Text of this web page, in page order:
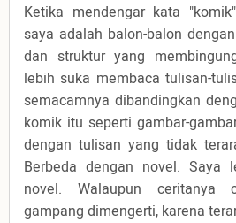
Ketika mendengar kata
saya adalah balon-balon
dan struktur yang
lebih suka membaca tulisan-
semacamnya dibandingkan
komik itu seperti gambar-
dengan tulisan yang tidak
Berbeda dengan novel. Saya
novel. Walaupun ceritanya
gampang dimengerti, karena